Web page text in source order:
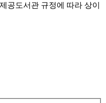
공도서관 규정에 따라 상이